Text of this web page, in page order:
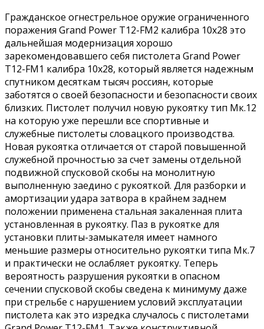
Гражданское огнестрельное оружие ограниченного
поражения Grand Power Т12-FM2 калибра 10x28 это
дальнейшая модернизация хорошо
зарекомендовавшего себя пистолета Grand Power
T12-FM1 калибра 10x28, который является надежным
спутником десяткам тысяч россиян, которые
заботятся о своей безопасности и безопасности своих
близких. Пистолет получил новую рукоятку тип Мк.12
на которую уже перешли все спортивные и
служебные пистолеты словацкого производства.
Новая рукоятка отличается от старой повышенной
служебной прочностью за счет замены отдельной
подвижной спусковой скобы на монолитную
выполненную заедино с рукояткой. Для разборки и
амортизации удара затвора в крайнем заднем
положении применена стальная закаленная плита
установленная в рукоятку. Паз в рукоятке для
установки плиты-замыкателя имеет намного
меньшие размеры относительно рукоятки типа Мк.7
и практически не ослабляет рукоятку. Теперь
вероятность разрушения рукоятки в опасном
сечении спусковой скобы сведена к минимуму даже
при стрельбе с нарушением условий эксплуатации
пистолета как это изредка случалось с пистолетами